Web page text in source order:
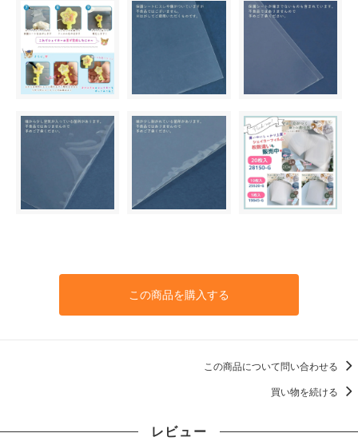
この商品を購入する
この商品について問い合わせる
買い物を続ける
レビュー